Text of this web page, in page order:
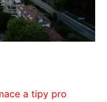
a tipy pro